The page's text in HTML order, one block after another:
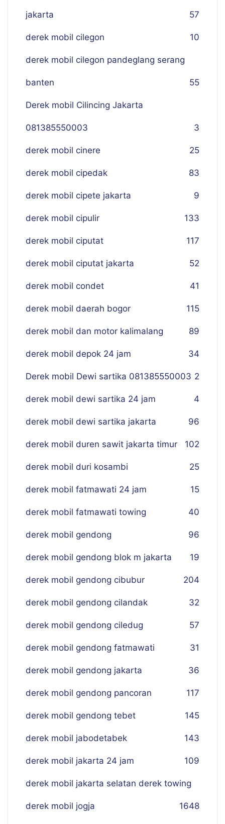
jakarta 57
derek mobil cilegon 10
derek mobil cilegon pandeglang serang
banten 55
Derek mobil Cilincing Jakarta
081385550003 3
derek mobil cinere 25
derek mobil cipedak 83
derek mobil cipete jakarta 9
derek mobil cipulir 133
derek mobil ciputat 117
derek mobil ciputat jakarta 52
derek mobil condet 41
derek mobil daerah bogor 115
derek mobil dan motor kalimalang 89
derek mobil depok 24 jam 34
Derek mobil Dewi sartika 081385550003 2
derek mobil dewi sartika 24 jam 4
derek mobil dewi sartika jakarta 96
derek mobil duren sawit jakarta timur 102
derek mobil duri kosambi 25
derek mobil fatmawati 24 jam 15
derek mobil fatmawati towing 40
derek mobil gendong 96
derek mobil gendong blok m jakarta 19
derek mobil gendong cibubur 204
derek mobil gendong cilandak 32
derek mobil gendong ciledug 57
derek mobil gendong fatmawati 31
derek mobil gendong jakarta 36
derek mobil gendong pancoran 117
derek mobil gendong tebet 145
derek mobil jabodetabek 143
derek mobil jakarta 24 jam 109
derek mobil jakarta selatan derek towing
48
derek mobil jogja 16